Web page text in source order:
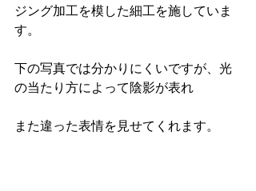
ジング加工を模した細工を施していま
す。
下の写真では分かりにくいですが、光
の当たり方によって陰影が表れ
また違った表情を見せてくれます。